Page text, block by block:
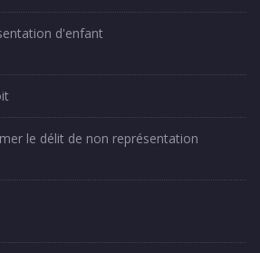
d'enfant
le délit de non représentation